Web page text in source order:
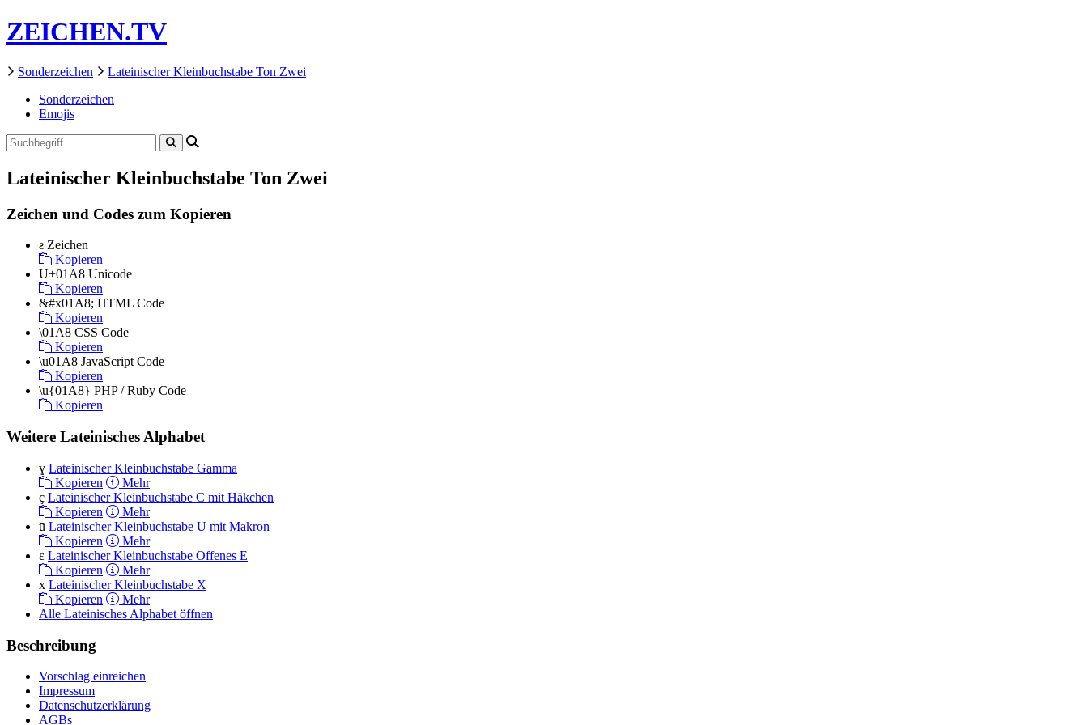
ZEICHEN.TV
Sonderzeichen
Lateinischer Kleinbuchstabe Ton Zwei
Sonderzeichen
Emojis
Lateinischer Kleinbuchstabe Ton Zwei
Zeichen und Codes zum Kopieren
ƨ Zeichen
Kopieren
U+01A8 Unicode
Kopieren
&#x01A8; HTML Code
Kopieren
\01A8 CSS Code
Kopieren
\u01A8 JavaScript Code
Kopieren
\u{01A8} PHP / Ruby Code
Kopieren
Weitere Lateinisches Alphabet
ɣ Lateinischer Kleinbuchstabe Gamma
Kopieren
Mehr
ç Lateinischer Kleinbuchstabe C mit Häkchen
Kopieren
Mehr
ū Lateinischer Kleinbuchstabe U mit Makron
Kopieren
Mehr
ɛ Lateinischer Kleinbuchstabe Offenes E
Kopieren
Mehr
x Lateinischer Kleinbuchstabe X
Kopieren
Mehr
Alle Lateinisches Alphabet öffnen
Beschreibung
Vorschlag einreichen
Impressum
Datenschutzerklärung
AGBs